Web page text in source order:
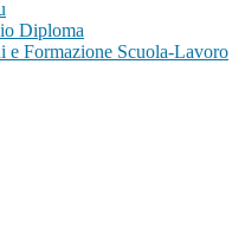
Diploma
e Formazione Scuola-Lavoro